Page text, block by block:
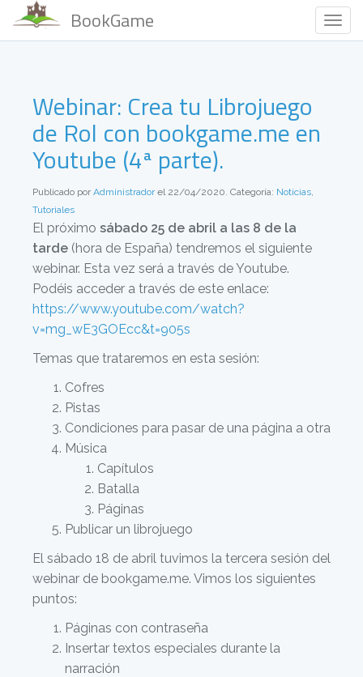
BookGame
Webinar: Crea tu Librojuego
de Rol con bookgame.me en
Youtube (4ª parte).
Publicado por Administradorel 22/04/2020. Categoría: Noticias,
Tutoriales
El próximo sábado 25 de abril a las 8 de la
tarde (hora de España) tendremos el siguiente
webinar. Esta vez será a través de Youtube.
Podéis acceder a través de este enlace:
https://www.youtube.com/watch?
v=mg_wE3GOEcc&t=905s
Temas que trataremos en esta sesión:
Cofres
Pistas
Condiciones para pasar de una página a otra
Música
Capítulos
Batalla
Páginas
Publicar un librojuego
El sábado 18 de abril tuvimos la tercera sesión del
webinar de bookgame.me. Vimos los siguientes
puntos:
Páginas con contraseña
Insertar textos especiales durante la
narración